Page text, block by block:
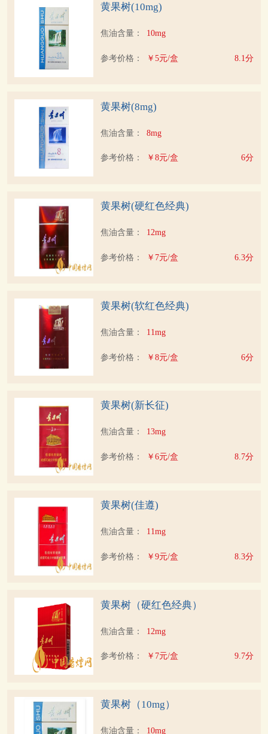
黄果树(10mg)
焦油含量： 10mg
参考价格： ￥5元/盒 8.1分
黄果树(8mg)
焦油含量： 8mg
参考价格： ￥8元/盒 6分
黄果树(硬红色经典)
焦油含量： 12mg
参考价格： ￥7元/盒 6.3分
黄果树(软红色经典)
焦油含量： 11mg
参考价格： ￥8元/盒 6分
黄果树(新长征)
焦油含量： 13mg
参考价格： ￥6元/盒 8.7分
黄果树(佳遵)
焦油含量： 11mg
参考价格： ￥9元/盒 8.3分
黄果树（硬红色经典）
焦油含量： 12mg
参考价格： ￥7元/盒 9.7分
黄果树（10mg）
焦油含量： 10mg